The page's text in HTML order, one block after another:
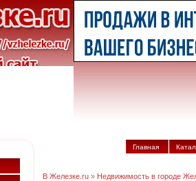
Главная
В Железке.ru » Недвижимость в городе